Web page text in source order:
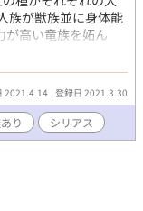
とは許さない」とダ
公が早世します。 軽
う方もいます。 苦
小説なろうにさんの
可能な世界観で
族が獣族並に身体能
が高い竜族を妬ん
達から逃れたのは幼
月を護る為、幼少期
だ･･･。 ＊タイト
2021.4.14 登録日 2021.3.30
り シリアス